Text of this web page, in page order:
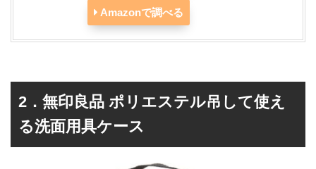
Amazonで調べる
2．無印良品 ポリエステル吊して使え
る洗面用具ケース